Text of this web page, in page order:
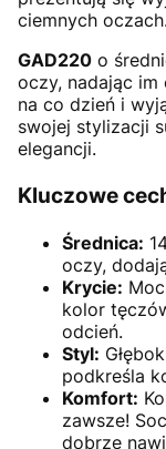
ciemnych oczach.
GAD220 o
oczy, nadając im
na co dzień i
swojej stylizacji
elegancji.
Kluczowe
Średnica:
oczy,
Krycie:
kolor
odcień.
Styl:
podkreśla
Komfort:
zawsze!
dobrze